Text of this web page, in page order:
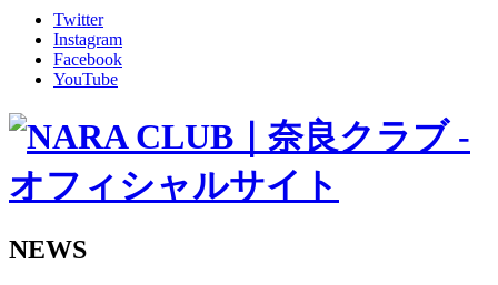
グッズ
ファンコミュニティ
普及・育成
ホームタウン
その他
2026/27トップチーム
2026/27トップチームスタッフ
Twitter
Instagram
Facebook
YouTube
NEWS